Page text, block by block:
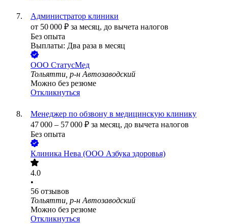
Администратор клиники
от 50 000 ₽ за месяц, до вычета налогов
Без опыта
Выплаты: Два раза в месяц
ООО СтатусМед
Тольятти, р-н Автозаводский
Можно без резюме
Откликнуться
Менеджер по обзвону в медицинскую клинику
47 000 – 57 000 ₽ за месяц, до вычета налогов
Без опыта
Клиника Нева (ООО Азбука здоровья)
4.0
•
56 отзывов
Тольятти, р-н Автозаводский
Можно без резюме
Откликнуться